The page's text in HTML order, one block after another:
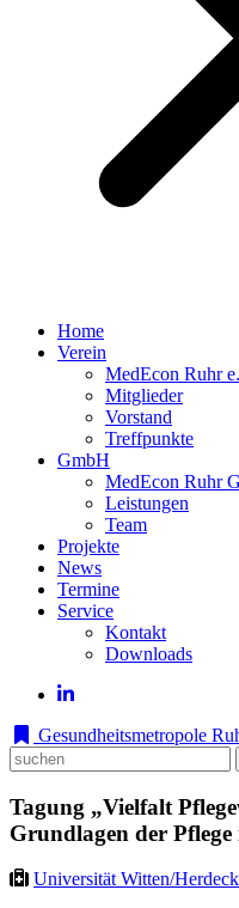
Home
Verein
MedEcon Ruhr
Mitglieder
Vorstand
Treffpunkte
GmbH
MedEcon Ruhr
Leistungen
Team
Projekte
News
Termine
Service
Kontakt
Downloads
Gesundheitsmetropole
Tagung „Vielfalt
Grundlagen der
Universität Witten/